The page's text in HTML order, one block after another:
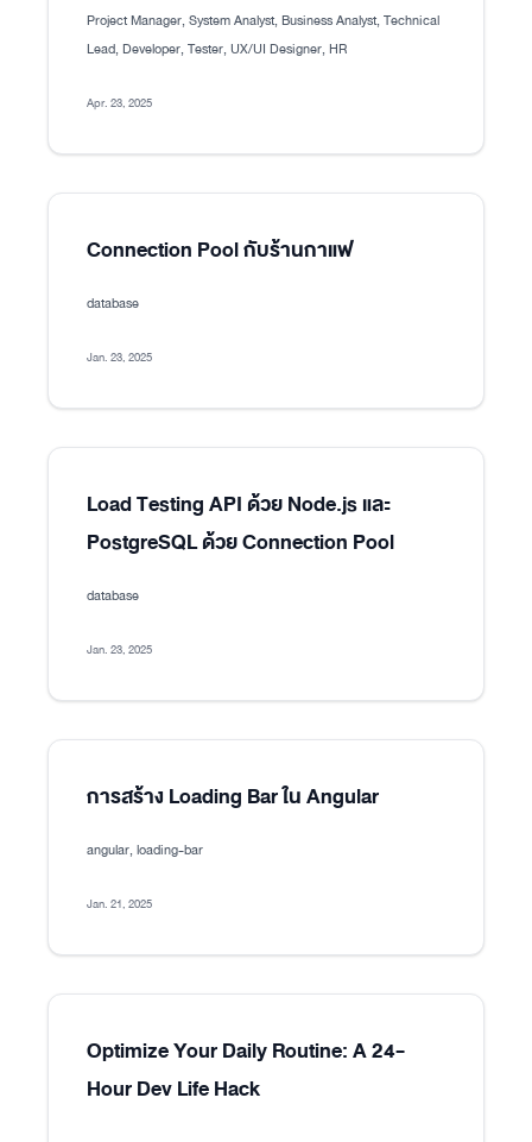
Project Manager, System Analyst, Business Analyst, Technical
Lead, Developer, Tester, UX/UI Designer, HR
Apr. 23, 2025
Connection Pool กับร้านกาแฟ
database
Jan. 23, 2025
Load Testing API ด้วย Node.js และ
PostgreSQL ด้วย Connection Pool
database
Jan. 23, 2025
การสร้าง Loading Bar ใน Angular
angular, loading-bar
Jan. 21, 2025
Optimize Your Daily Routine: A 24-
Hour Dev Life Hack